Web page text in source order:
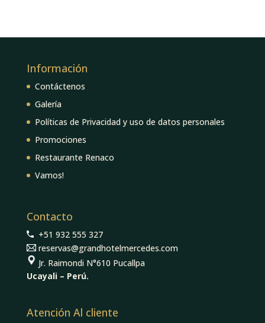
Información
Contáctenos
Galería
Políticas de Privacidad y uso de datos personales
Promociones
Restaurante Renaco
Vamos!
Contacto
+51 932 555 327
reservas@grandhotelmercedes.com
Jr. Raimondi N°610 Pucallpa
Ucayali – Perú.
Atención Al cliente